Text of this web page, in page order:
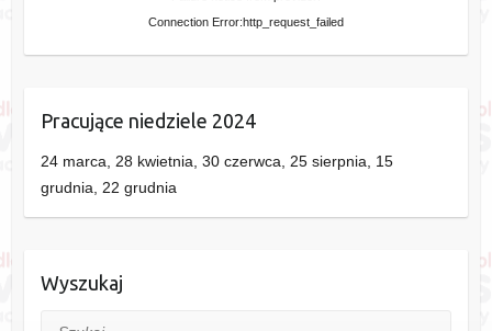
Connection Error:http_request_failed
Pracujące niedziele 2024
24 marca, 28 kwietnia, 30 czerwca, 25 sierpnia, 15
grudnia, 22 grudnia
Wyszukaj
Szukaj